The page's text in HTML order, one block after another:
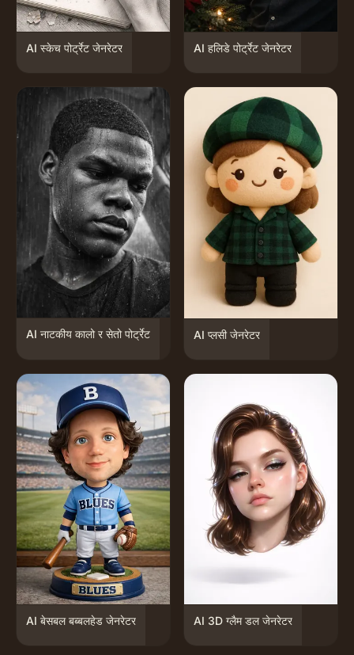
AI स्केच पोर्ट्रेट जेनरेटर AI हलिडे पोर्ट्रेट जेनरेटर
AI नाटकीय कालो र सेतो पोर्ट्रेट AI प्लसी जेनरेटर
AI बेसबल बब्बलहेड जेनरेटर AI 3D ग्लैम डल जेनरेटर